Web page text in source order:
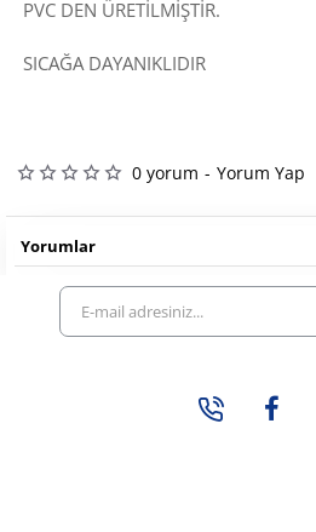
0 yorum - Yorum Yap
PVC DEN ÜRETİLMİŞTİR.
SICAĞA DAYANIKLIDIR
Yorumlar
E-
mail